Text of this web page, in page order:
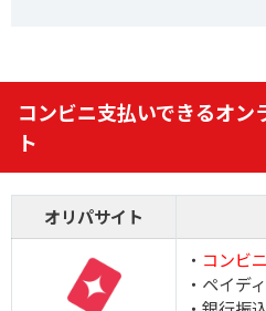
オリパワン
新規限定でア
下記招待コード
招待コード
コンビニ支払いできるオ
ト
オリパサイト
・ コンビ
・ペイ